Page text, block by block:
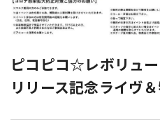
ピコピコ☆レボリュ
リリース記念ライヴ